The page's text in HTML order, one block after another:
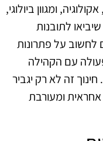
ומגוון ביולוגי,
לתובנות
לחשוב על פתרונות
עם הקהילה
זה לא רק יגביר
ומעורבת